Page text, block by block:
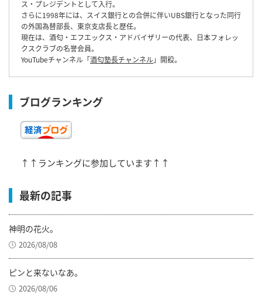
ス・プレジデントとして入行。
さらに1998年には、スイス銀行との合併に伴いUBS銀行となった同行
の外国為替部長、東京支店長と歴任。
現在は、酒匂・エフエックス・アドバイザリーの代表、日本フォレッ
クスクラブの名誉会員。
YouTubeチャンネル「酒匂塾長チャンネル」開設。
ブログランキング
↑↑ランキングに参加しています↑↑
最新の記事
神明の花火。
2026/08/08
ピンと来ないなあ。
2026/08/06